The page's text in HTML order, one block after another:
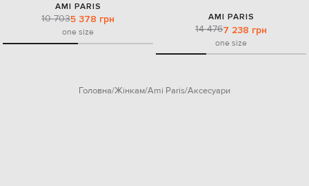
AMI PARIS
10 7035 378 грн
one size
AMI PARIS
14 4767 238 грн
one size
Головна Жінкам Ami Paris Аксесуари